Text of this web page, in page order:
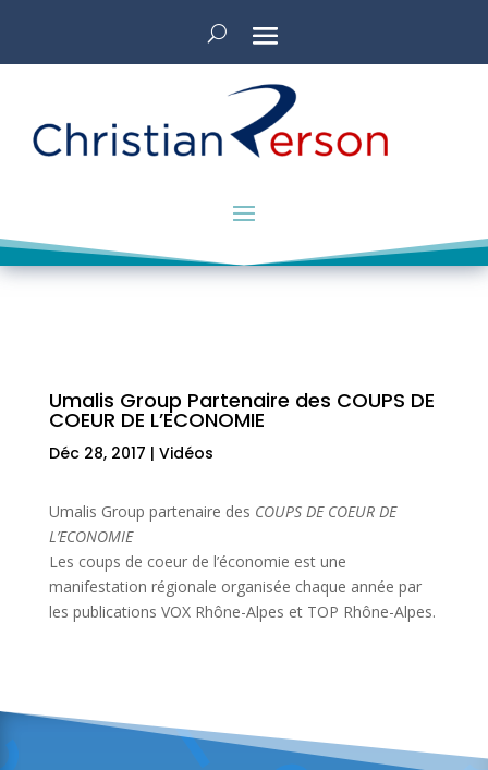
Umalis Group Partenaire des COUPS DE
COEUR DE L’ECONOMIE
Déc 28, 2017 | Vidéos
Umalis Group partenaire des COUPS DE COEUR DE
L’ECONOMIE
Les coups de coeur de l’économie est une
manifestation régionale organisée chaque année par
les publications VOX Rhône-Alpes et TOP Rhône-Alpes.